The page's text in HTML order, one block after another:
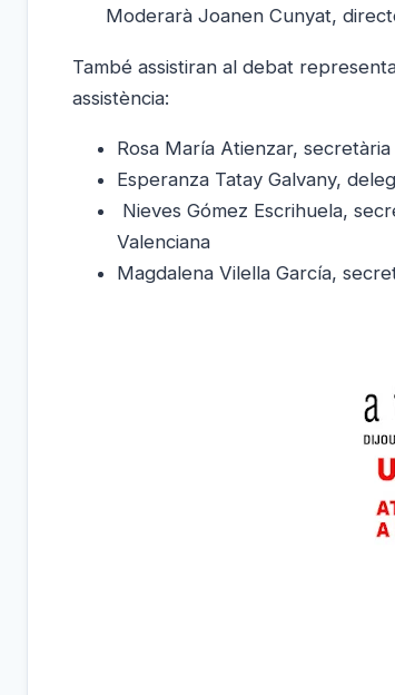
Moderarà Joanen Cunyat,
També assistiran al debat
assistència:
Rosa María Atienzar,
Esperanza Tatay Galvany,
Nieves Gómez Escrihuela,
Valenciana
Magdalena Vilella García,